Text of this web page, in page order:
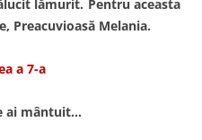
lămurit. Pentru aceasta
Preacuvioasă Melania.
a 7-a
ai mântuit…